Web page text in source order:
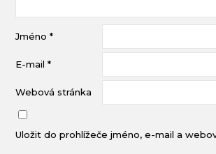
Jméno*
E-mail*
Webová stránka
Uložit do prohlížeče jméno, e-mail a